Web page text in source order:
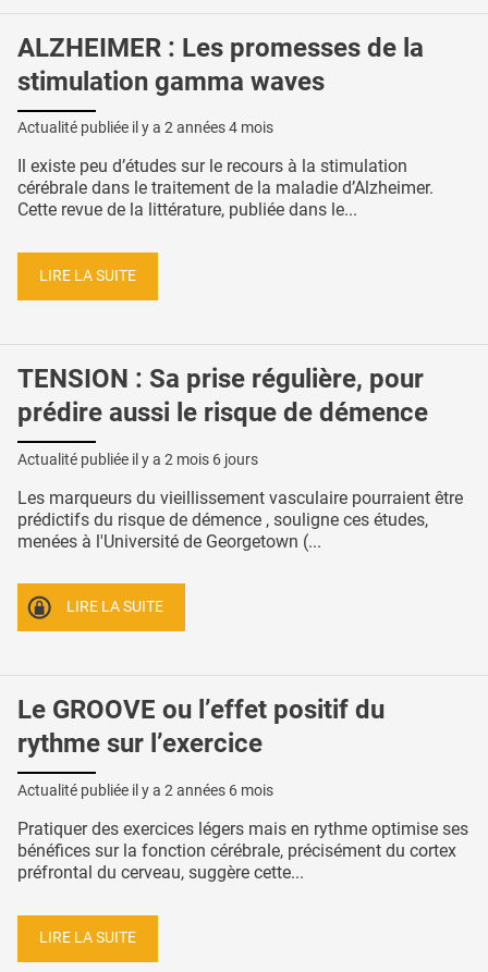
ALZHEIMER : Les promesses de la
stimulation gamma waves
Actualité publiée il y a 2 années 4 mois
Il existe peu d’études sur le recours à la stimulation
cérébrale dans le traitement de la maladie d’Alzheimer.
Cette revue de la littérature, publiée dans le...
LIRE LA SUITE
TENSION : Sa prise régulière, pour
prédire aussi le risque de démence
Actualité publiée il y a 2 mois 6 jours
Les marqueurs du vieillissement vasculaire pourraient être
prédictifs du risque de démence , souligne ces études,
menées à l'Université de Georgetown (...
LIRE LA SUITE
Le GROOVE ou l’effet positif du
rythme sur l’exercice
Actualité publiée il y a 2 années 6 mois
Pratiquer des exercices légers mais en rythme optimise ses
bénéfices sur la fonction cérébrale, précisément du cortex
préfrontal du cerveau, suggère cette...
LIRE LA SUITE